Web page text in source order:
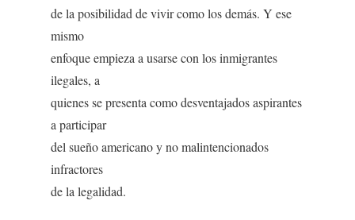
de la posibilidad de vivir como los demás. Y ese
mismo
enfoque empieza a usarse con los inmigrantes
ilegales, a
quienes se presenta como desventajados aspirantes
a participar
del sueño americano y no malintencionados
infractores
de la legalidad.